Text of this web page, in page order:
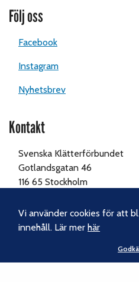
Följ oss
Facebook
Instagram
Nyhetsbrev
Kontakt
Svenska Klätterförbundet
Gotlandsgatan 46
116 65 Stockholm
E-post:
Vi använder cookies för att
innehåll. Lär merhär